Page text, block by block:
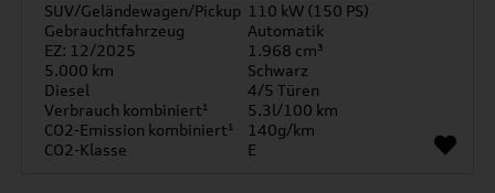
SUV/Geländewagen/Pickup 110 kW (150 PS)
Gebrauchtfahrzeug
Automatik
EZ: 12/2025
1.968 cm³
5.000 km
Schwarz
Diesel
4/5 Türen
Verbrauch kombiniert¹
5.3l/100 km
CO2-Emission kombiniert¹
140g/km
CO2-Klasse
E